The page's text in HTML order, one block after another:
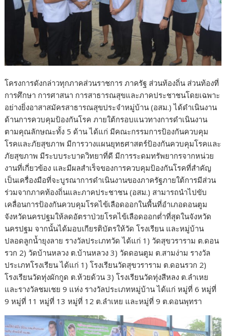
โครงการดังกล่าวทุกภาคส่วนราชการ ภาครัฐ ส่วนท้องถิ่น ส่วนท้องที่
การศึกษา การศาสนา การสาธารณสุขและภาคประชาชนโดยเฉพาะ
อย่างยิ่งอาสาสมัครสาธารณสุขประจำหมู่บ้าน (อสม.) ได้ดำเนินงาน
ด้านการควบคุมป้องกันโรค ภายใต้กรอบแนวทางการดำเนินงาน
ตามคุณลักษณะทั้ง 5 ด้าน ได้แก่ มีคณะกรรมการป้องกันควบคุม
โรคและภัยสุขภาพ มีการวางแผนยุทธศาสตร์ป้องกันควบคุมโรคและ
ภัยสุขภาพ มีระบบระบาดวิทยาที่ดี มีการระดมทรัพยากรจากหน่วย
งานที่เกี่ยวข้อง และมีผลสำเร็จของการควบคุมป้องกันโรคที่สำคัญ
เป็นเครื่องมือที่จะบูรณาการดำเนินงานของภาครัฐภายใต้การมีส่วน
ร่วมจากภาคท้องถิ่นและภาคประชาชน (อสม.) สามารถนำไปขับ
เคลื่อนการป้องกันควบคุมโรคไข้เลือดออกในพื้นที่อำเภอดอนตูม
จังหวัดนครปฐมให้ลดอัตราป่วยโรคไข้เลือดออกต่ำที่สุดในจังหวัด
นครปฐม จากนั้นได้มอบเกียรติบัตรให้วัด โรงเรียน และหมู่บ้าน
ปลอดลูกน้ำยุงลาย รางวัลประเภทวัด ได้แก่ 1) วัดสุขวราราม ต.ดอน
รวก 2) วัดบ้านหลวง ต.บ้านหลวง 3) วัดดอนตูม ต.สามง่าม รางวัล
ประเภทโรงเรียน ได้แก่ 1) โรงเรียนวัดสุขวราราม ต.ดอนรวก 2)
โรงเรียนวัดทุ่งผักกูด ต.ห้วยด้วน 3) โรงเรียนวัดทุ่งสีหลง ต.ลำเหย
และรางวัลชมเชย 9 แห่ง รางวัลประเภทหมู่บ้าน ได้แก่ หมู่ที่ 6 หมู่ที่
9 หมู่ที่ 11 หมู่ที่ 13 หมู่ที่ 12 ต.ลำเหย และหมู่ที่ 9 ต.ดอนพุทรา